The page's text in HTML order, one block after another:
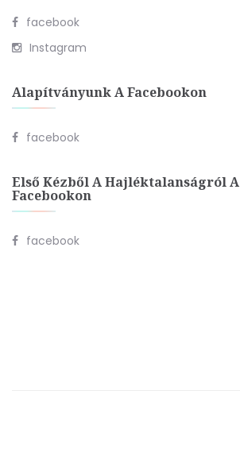
facebook
Instagram
Alapítványunk A Facebookon
facebook
Első Kézből A Hajléktalanságról A
Facebookon
facebook